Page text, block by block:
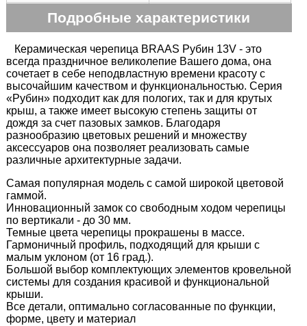
Расход на м2
Полезная ширина
22,4 см
Шаг обрешетки
33,0-36,0 см
Возможный уклон
кровли
от 10 до 90 град.
Рекомендованный
уклон кровли
от 16 град.
Количество на поддоне
288 шт.
Цвет черепицы
Красная осень
Страна производства
Германия
Подробные характеристики
Керамическая черепица BRAAS Рубин 13V - это
всегда праздничное великолепие Вашего дома, она
сочетает в себе неподвластную времени красоту с
высочайшим качеством и функциональностью. Серия
«Рубин» подходит как для пологих, так и для крутых
крыш, а также имеет высокую степень защиты от
дождя за счет пазовых замков. Благодаря
разнообразию цветовых решений и множеству
аксессуаров она позволяет реализовать самые
различные архитектурные задачи.
Самая популярная модель с самой широкой цветовой
гаммой.
Инновационный замок со свободным ходом черепицы
по вертикали - до 30 мм.
Темные цвета черепицы прокрашены в массе.
Гармоничный профиль, подходящий для крыши с
малым уклоном (от 16 град.).
Большой выбор комплектующих элементов кровельной
системы для создания красивой и функциональной
крыши.
Все детали, оптимально согласованные по функции,
форме, цвету и материал